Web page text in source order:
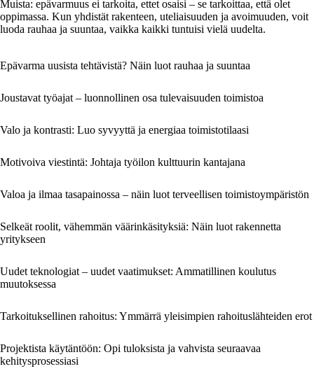
Muista: epävarmuus ei tarkoita, ettet osaisi – se tarkoittaa, että olet
oppimassa. Kun yhdistät rakenteen, uteliaisuuden ja avoimuuden, voit
luoda rauhaa ja suuntaa, vaikka kaikki tuntuisi vielä uudelta.
Epävarma uusista tehtävistä? Näin luot rauhaa ja suuntaa
Joustavat työajat – luonnollinen osa tulevaisuuden toimistoa
Valo ja kontrasti: Luo syvyyttä ja energiaa toimistotilaasi
Motivoiva viestintä: Johtaja työilon kulttuurin kantajana
Valoa ja ilmaa tasapainossa – näin luot terveellisen toimistoympäristön
Selkeät roolit, vähemmän väärinkäsityksiä: Näin luot rakennetta
yritykseen
Uudet teknologiat – uudet vaatimukset: Ammatillinen koulutus
muutoksessa
Tarkoituksellinen rahoitus: Ymmärrä yleisimpien rahoituslähteiden erot
Projektista käytäntöön: Opi tuloksista ja vahvista seuraavaa
kehitysprosessiasi